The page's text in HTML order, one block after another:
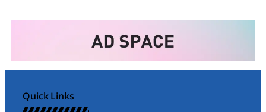
Quick Links